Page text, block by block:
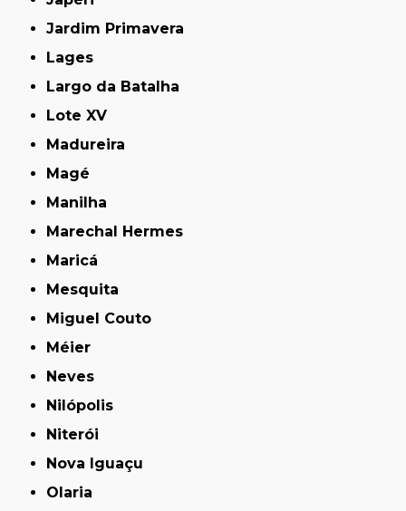
Jardim Primavera
Lages
Largo da Batalha
Lote XV
Madureira
Magé
Manilha
Marechal Hermes
Maricá
Mesquita
Miguel Couto
Méier
Neves
Nilópolis
Niterói
Nova Iguaçu
Olaria